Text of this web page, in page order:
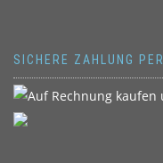
SICHERE ZAHLUNG PER